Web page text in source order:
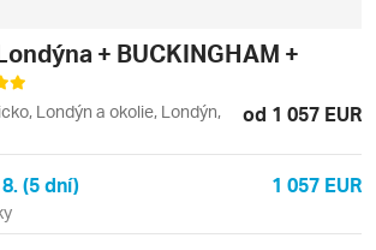
+ BUCKINGHAM +
Londýn a okolie, Londýn,
od 1 057 EUR
(5 dní) 1 057 EUR